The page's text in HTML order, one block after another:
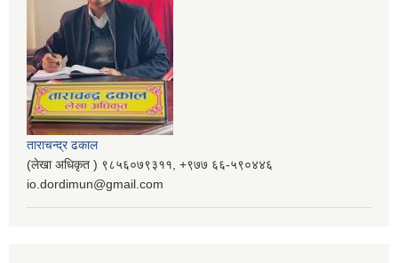
ताराचन्द्र ढकाल
(लेखा अधिकृत ) ९८५६०७९३११, ‌‍‍+९७७ ६६-५९०४४६
io.dordimun@gmail.com